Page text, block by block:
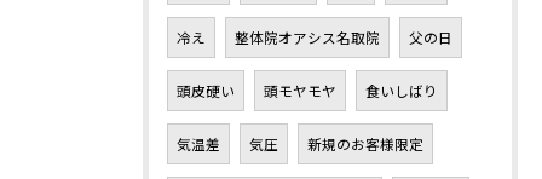
冷え 整体院オアシス名取院 父の日
頭皮硬い 頭モヤモヤ 食いしばり
気温差 気圧 新規のお客様限定